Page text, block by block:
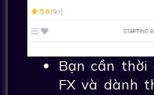
Bạn cần thời
FX và dành